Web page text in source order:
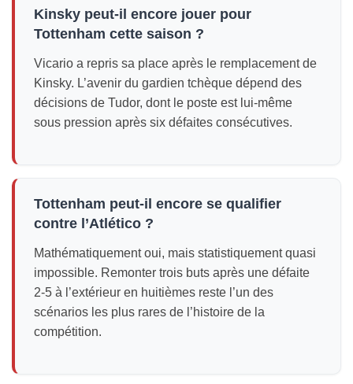
Kinsky peut-il encore jouer pour
Tottenham cette saison ?
Vicario a repris sa place après le remplacement de
Kinsky. L’avenir du gardien tchèque dépend des
décisions de Tudor, dont le poste est lui-même
sous pression après six défaites consécutives.
Tottenham peut-il encore se qualifier
contre l’Atlético ?
Mathématiquement oui, mais statistiquement quasi
impossible. Remonter trois buts après une défaite
2-5 à l’extérieur en huitièmes reste l’un des
scénarios les plus rares de l’histoire de la
compétition.